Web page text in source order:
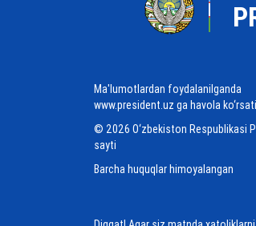
Ma'lumotlardan foydalanilganda
www.president.uz ga havola
© 2026 O‘zbekiston Respublikasi
sayti
Barcha huquqlar himoyalangan